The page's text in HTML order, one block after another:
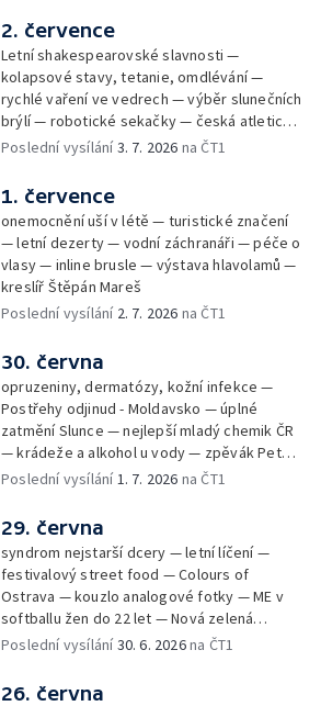
2. července
Letní shakespearovské slavnosti —
kolapsové stavy, tetanie, omdlévání —
rychlé vaření ve vedrech — výběr slunečních
brýlí — robotické sekačky — česká atletická
rekordmanka — psí seriál: výmarský
Poslední vysílání3. 7. 2026 na ČT1
1. července
onemocnění uší v létě — turistické značení
— letní dezerty — vodní záchranáři — péče o
vlasy — inline brusle — výstava hlavolamů —
kreslíř Štěpán Mareš
Poslední vysílání 2. 7. 2026 na ČT1
30. června
opruzeniny, dermatózy, kožní infekce —
Postřehy odjinud - Moldavsko — úplné
zatmění Slunce — nejlepší mladý chemik ČR
— krádeže a alkohol u vody — zpěvák Peter
Cmorik
Poslední vysílání1. 7. 2026 na ČT1
29. června
syndrom nejstarší dcery — letní líčení —
festivalový street food — Colours of
Ostrava — kouzlo analogové fotky — ME v
softballu žen do 22 let — Nová zelená
úsporám — Global Teacher Prize Czech
Poslední vysílání30. 6. 2026na ČT1
26. června